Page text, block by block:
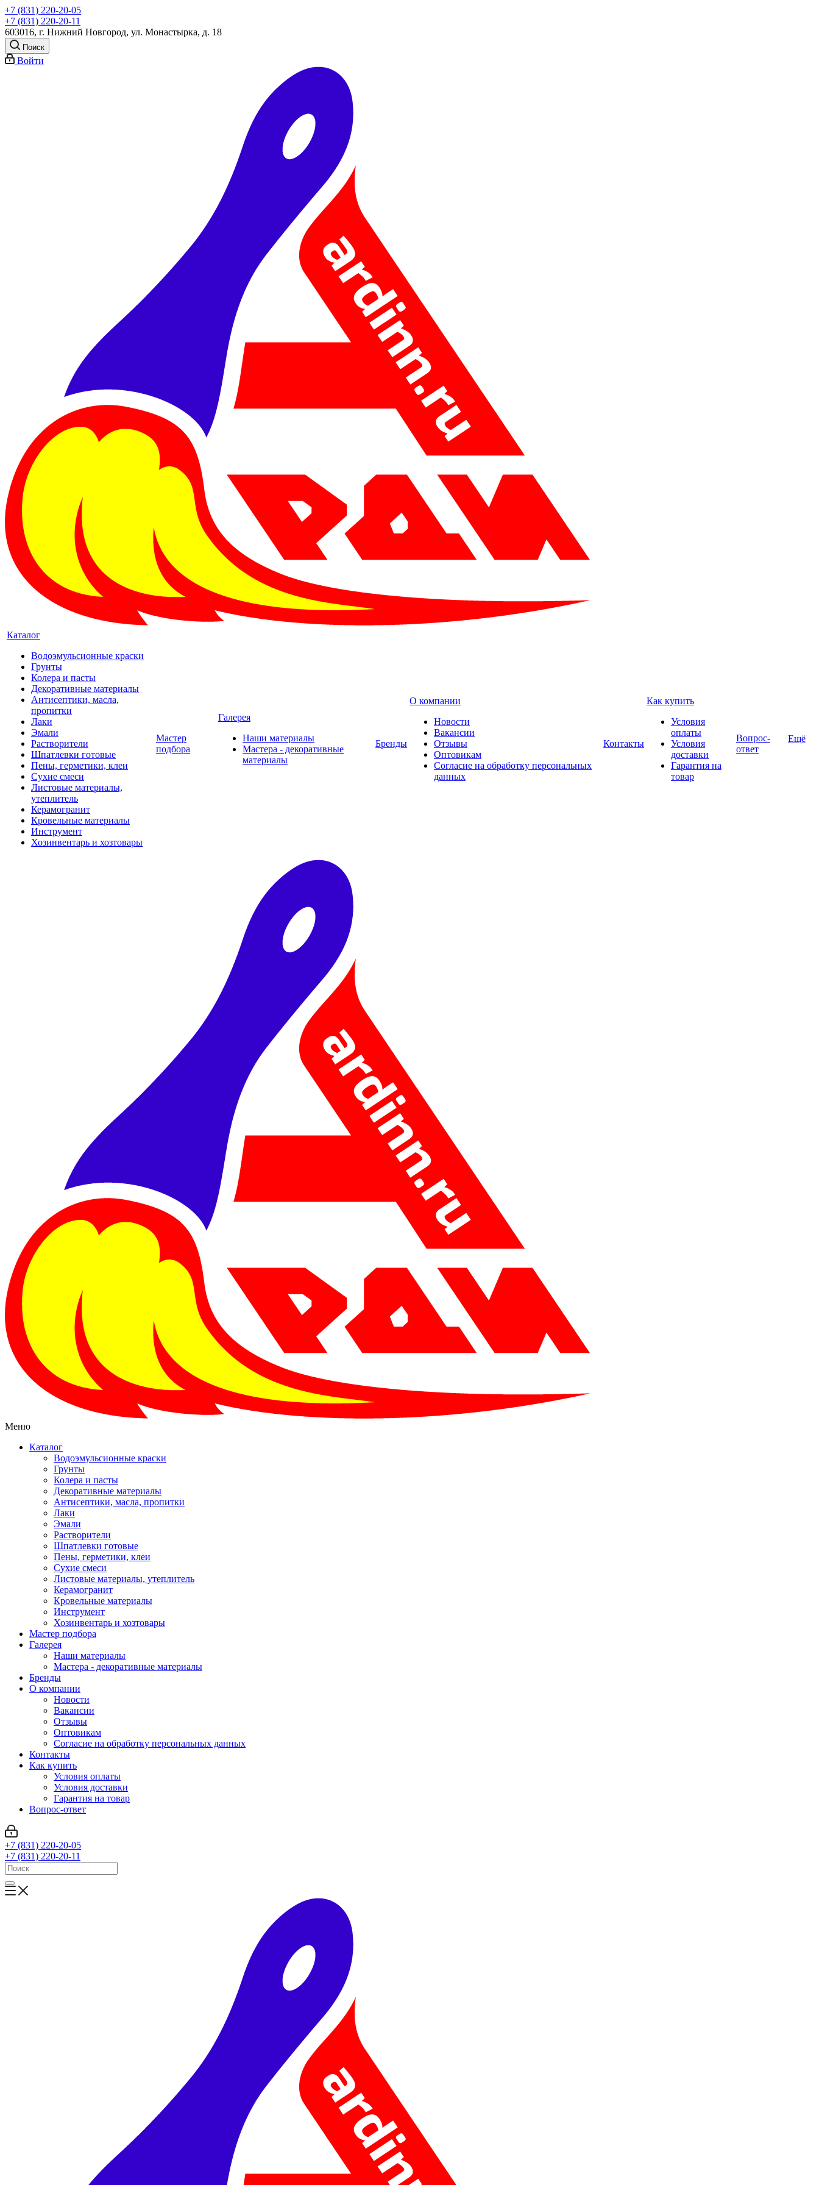
+7 (831) 220-20-05
+7 (831) 220-20-11
603016, г. Нижний Новгород, ул. Монастырка, д. 18
Поиск
Войти
Каталог
Водоэмульсионные краски
Грунты
Колера и пасты
Декоративные материалы
Антисептики, масла,
пропитки
Лаки
Эмали
Растворители
Шпатлевки готовые
Пены, герметики, клеи
Сухие смеси
Листовые материалы,
утеплитель
Керамогранит
Кровельные материалы
Инструмент
Хозинвентарь и хозтовары
Мастер
подбора
Галерея
Наши материалы
Мастера - декоративные
материалы
Бренды
О компании
Новости
Вакансии
Отзывы
Оптовикам
Cогласие на обработку персональных
данных
Контакты
Как купить
Условия
оплаты
Условия
доставки
Гарантия на
товар
Вопрос-
ответ
Ещё
Меню
Каталог
Водоэмульсионные краски
Грунты
Колера и пасты
Декоративные материалы
Антисептики, масла, пропитки
Лаки
Эмали
Растворители
Шпатлевки готовые
Пены, герметики, клеи
Сухие смеси
Листовые материалы, утеплитель
Керамогранит
Кровельные материалы
Инструмент
Хозинвентарь и хозтовары
Мастер подбора
Галерея
Наши материалы
Мастера - декоративные материалы
Бренды
О компании
Новости
Вакансии
Отзывы
Оптовикам
Cогласие на обработку персональных данных
Контакты
Как купить
Условия оплаты
Условия доставки
Гарантия на товар
Вопрос-ответ
+7 (831) 220-20-05
+7 (831) 220-20-11